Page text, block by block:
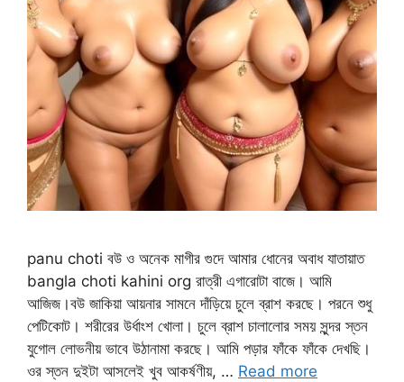
panu choti বউ ও অনেক মাগীর গুদে আমার ধোনের অবাধ যাতায়াত
bangla choti kahini org রাত্রী এগারোটা বাজে। আমি
আজিজ।বউ জাকিয়া আয়নার সামনে দাঁড়িয়ে চুলে ব্রাশ করছে। পরনে শুধু
পেটিকোট। শরীরের উর্ধাংশ খোলা। চুলে ব্রাশ চালালোর সময় সুন্দর স্তন
যুগোল লোভনীয় ভাবে উঠানামা করছে। আমি পড়ার ফাঁকে ফাঁকে দেখছি।
ওর স্তন দুইটা আসলেই খুব আকর্ষণীয়, … Read more